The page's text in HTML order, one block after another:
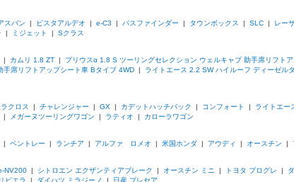
スバン | ビスタアルデオ | e-C3 | パスファインダー | タウンボックス | SLC | レー
| ミジェット | Sクラス
| カムリ 1.8 ZT | プリウスα 1.8 S ツーリングセレクション ウェルキャブ 助手席リフト
席リフトアップシート車 Bタイプ 4WD | ライトエース 2.2 SW ハイルーフ ディーゼル
クロス | チャレンジャー | GX | カデットハッチバック | コンフォート | ライトエー
| メガーヌツーリングワゴン | ラティオ | カローラワゴン
| ベントレー | ランチア | アルファ ロメオ | 米国ホンダ | アウディ | オースチン |
NV200 | シトロエン エクザンティアブレーク | オースチン ミニ | トヨタ プログレ |
ビエラ | ダイハツ ミラジーノ | 日産 プレセア